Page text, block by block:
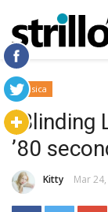
Musica
“Blinding
’80
Kitty Mar